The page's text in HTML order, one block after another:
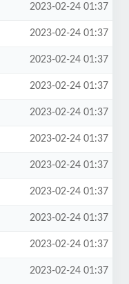
2023-02-24 01:37
2023-02-24 01:37
2023-02-24 01:37
2023-02-24 01:37
2023-02-24 01:37
2023-02-24 01:37
2023-02-24 01:37
2023-02-24 01:37
2023-02-24 01:37
2023-02-24 01:37
2023-02-24 01:37